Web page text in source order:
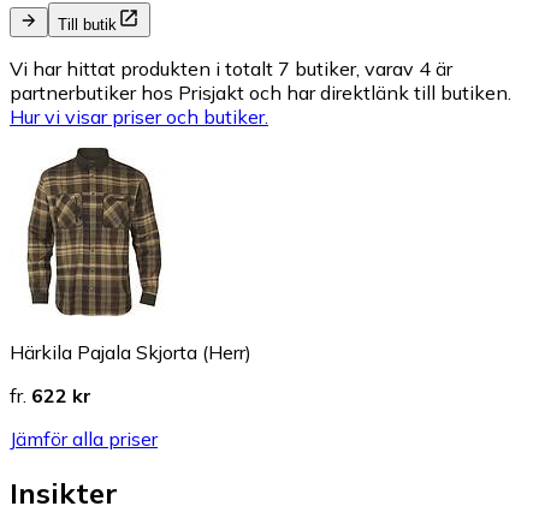
Till butik
Vi har hittat produkten i totalt 7 butiker, varav 4 är
partnerbutiker hos Prisjakt och har direktlänk till butiken.
Hur vi visar priser och butiker.
Härkila Pajala Skjorta (Herr)
fr. 622 kr
Jämför alla priser
Insikter